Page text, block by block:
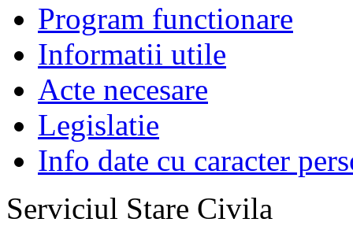
Program functionare
Informatii utile
Acte necesare
Legislatie
Info date cu caracter
Serviciul Stare Civila